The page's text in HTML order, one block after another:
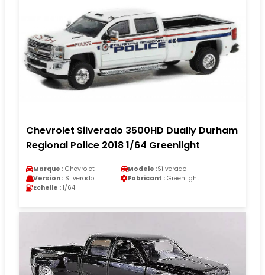
Chevrolet Silverado 3500HD Dually Durham
Regional Police 2018 1/64 Greenlight
Marque : Chevrolet Modele :Silverado
Version : Silverado Fabricant : Greenlight
Echelle : 1/64